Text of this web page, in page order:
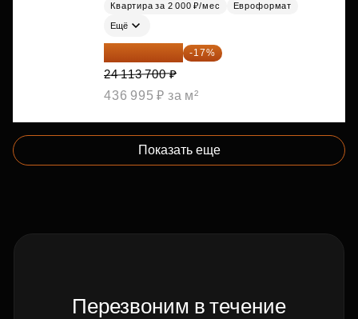
Квартира за 2 000 ₽/мес
Евроформат
Ещё
20 014 371 ₽ -17%
24 113 700 ₽
436 995 ₽ за м²
Показать еще
Перезвоним в течение